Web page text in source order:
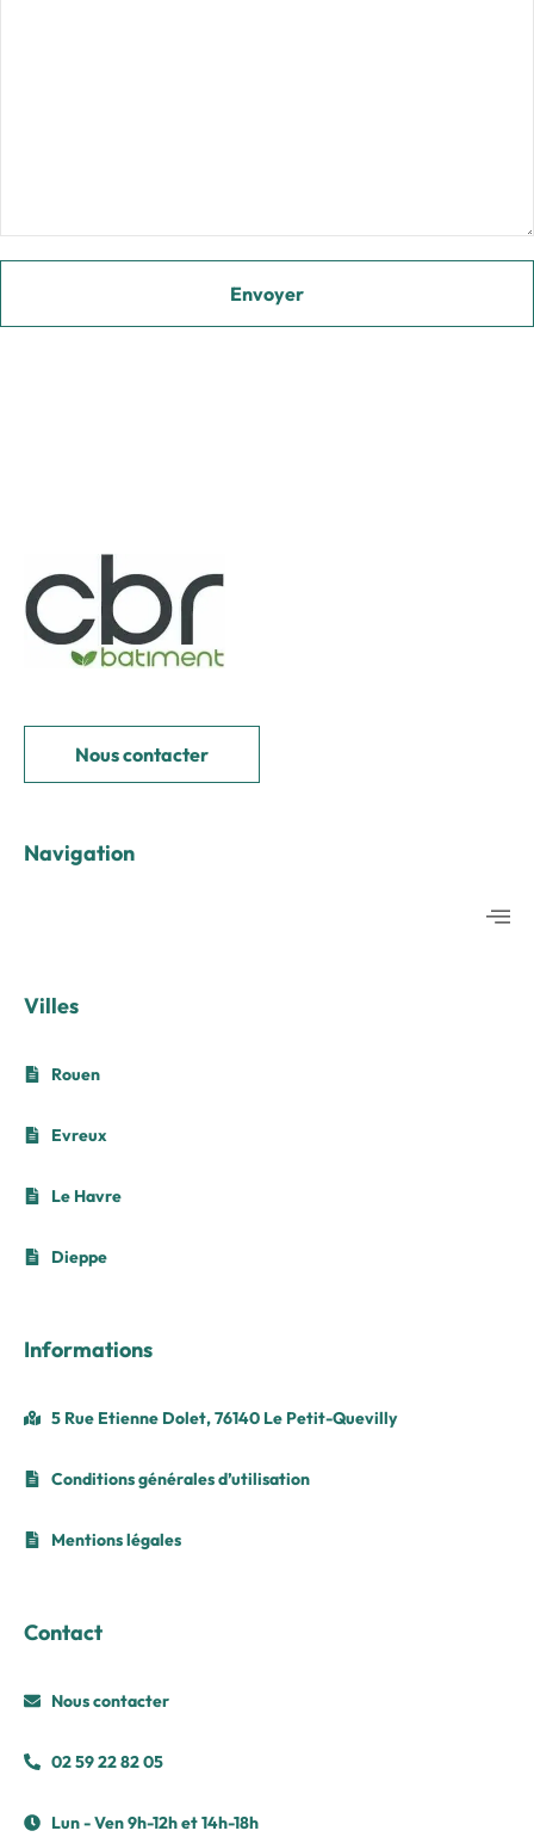
Nous contacter
Navigation
Villes
Rouen
Evreux
Le Havre
Dieppe
Informations
5 Rue Etienne Dolet, 76140 Le Petit-Quevilly
Conditions générales d’utilisation
Mentions légales
Contact
Nous contacter
02 59 22 82 05
Lun - Ven 9h-12h et 14h-18h